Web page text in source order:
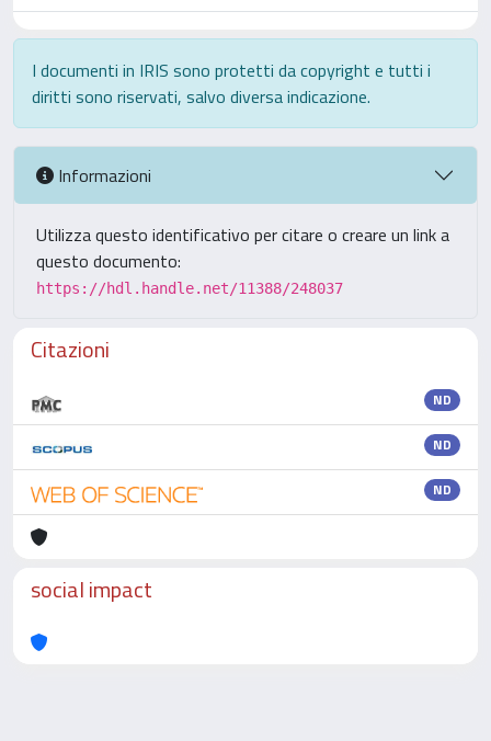
I documenti in IRIS sono protetti da copyright e tutti i
diritti sono riservati, salvo diversa indicazione.
Informazioni
Utilizza questo identificativo per citare o creare un link a
questo documento:
https://hdl.handle.net/11388/248037
Citazioni
ND
ND
ND
social impact